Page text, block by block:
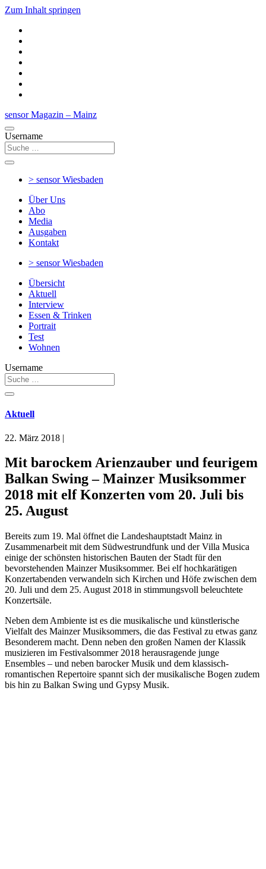
Zum Inhalt springen
sensor Magazin – Mainz
Username
> sensorWiesbaden
Über Uns
Abo
Media
Ausgaben
Kontakt
> sensorWiesbaden
Übersicht
Aktuell
Interview
Essen & Trinken
Portrait
Test
Wohnen
Username
Aktuell
22. März 2018 |
Mit barockem Arienzauber und feurigem
Balkan Swing – Mainzer Musiksommer
2018 mit elf Konzerten vom 20. Juli bis
25. August
Bereits zum 19. Mal öffnet die Landeshauptstadt Mainz in
Zusammenarbeit mit dem Südwestrundfunk und der Villa Musica
einige der schönsten historischen Bauten der Stadt für den
bevorstehenden Mainzer Musiksommer. Bei elf hochkarätigen
Konzertabenden verwandeln sich Kirchen und Höfe zwischen dem
20. Juli und dem 25. August 2018 in stimmungsvoll beleuchtete
Konzertsäle.
Neben dem Ambiente ist es die musikalische und künstlerische
Vielfalt des Mainzer Musiksommers, die das Festival zu etwas ganz
Besonderem macht. Denn neben den großen Namen der Klassik
musizieren im Festivalsommer 2018 herausragende junge
Ensembles – und neben barocker Musik und dem klassisch-
romantischen Repertoire spannt sich der musikalische Bogen zudem
bis hin zu Balkan Swing und Gypsy Musik.